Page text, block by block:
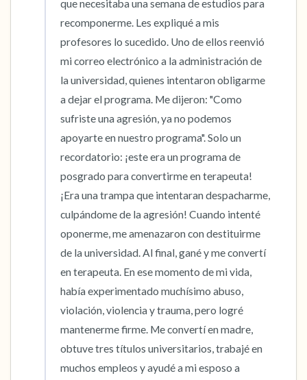
que necesitaba una semana de estudios para
recomponerme. Les expliqué a mis
profesores lo sucedido. Uno de ellos reenvió
mi correo electrónico a la administración de
la universidad, quienes intentaron obligarme
a dejar el programa. Me dijeron: "Como
sufriste una agresión, ya no podemos
apoyarte en nuestro programa". Solo un
recordatorio: ¡este era un programa de
posgrado para convertirme en terapeuta!
¡Era una trampa que intentaran despacharme,
culpándome de la agresión! Cuando intenté
oponerme, me amenazaron con destituirme
de la universidad. Al final, gané y me convertí
en terapeuta. En ese momento de mi vida,
había experimentado muchísimo abuso,
violación, violencia y trauma, pero logré
mantenerme firme. Me convertí en madre,
obtuve tres títulos universitarios, trabajé en
muchos empleos y ayudé a mi esposo a